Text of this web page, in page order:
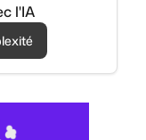
l'IA